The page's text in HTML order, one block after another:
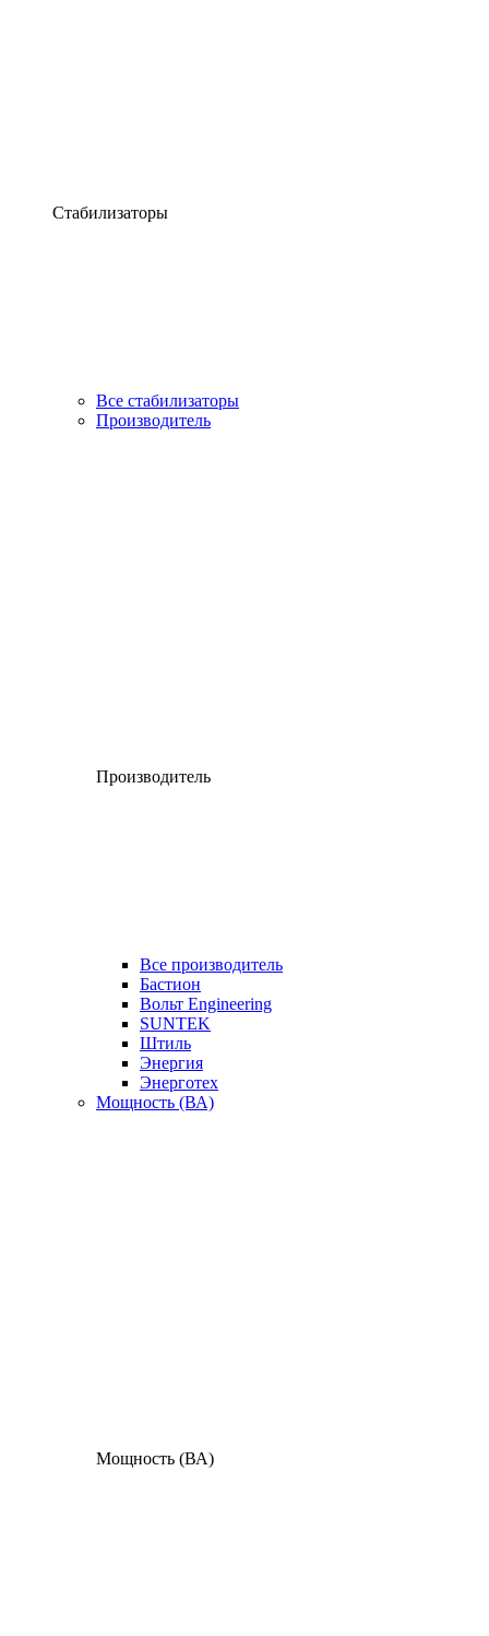
Стабилизаторы
Все стабилизаторы
Производитель
Производитель
Все производитель
Бастион
Вольт Engineering
SUNTEK
Штиль
Энергия
Энерготех
Мощность (ВА)
Мощность (ВА)